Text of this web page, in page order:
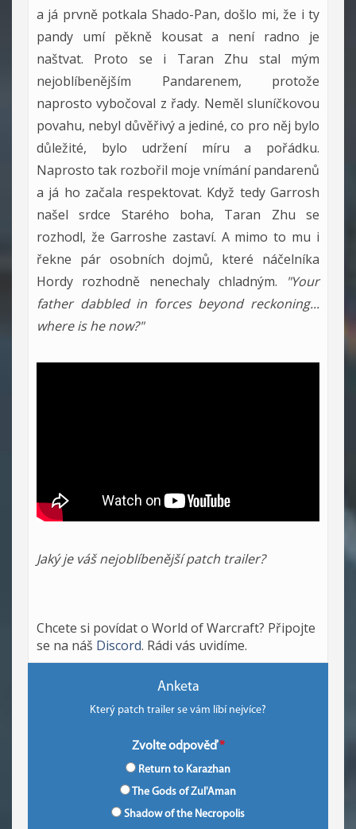
a já prvně potkala Shado-Pan, došlo mi, že i ty
pandy umí pěkně kousat a není radno je
naštvat. Proto se i Taran Zhu stal mým
nejoblíbenějším Pandarenem, protože
naprosto vybočoval z řady. Neměl sluníčkovou
povahu, nebyl důvěřivý a jediné, co pro něj bylo
důležité, bylo udržení míru a pořádku.
Naprosto tak rozbořil moje vnímání pandarenů
a já ho začala respektovat. Když tedy Garrosh
našel srdce Starého boha, Taran Zhu se
rozhodl, že Garroshe zastaví. A mimo to mu i
řekne pár osobních dojmů, které náčelníka
Hordy rozhodně nenechaly chladným.
"Your
father dabbled in forces beyond reckoning...
where is he now?"
Jaký je váš nejoblíbenější patch trailer?
Chcete si povídat o World of Warcraft? Připojte
se na náš Discord. Rádi vás uvidíme.
Anketa
Který patch trailer se vám líbí nejvíce?
Zvolte odpověď
Return to Karazhan
The Gods of Zul'Aman
Shadow of the Necropolis